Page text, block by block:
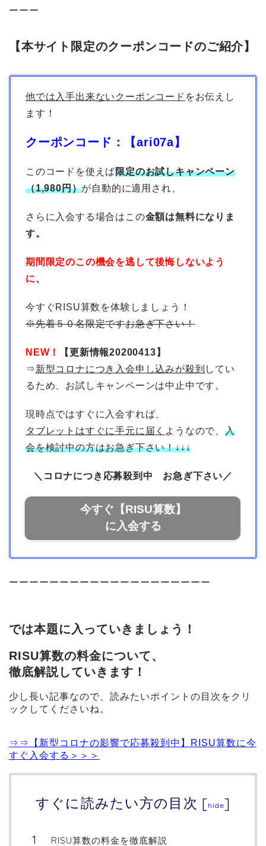
ーーー
【本サイト限定のクーポンコードのご紹介】
他では入手出来ないクーポンコード をお伝えし
ます！
クーポンコード：【ari07a】
このコードを使えば限定のお試しキャンペーン
（1,980円）が自動的に適用され、
さらに入会する場合はこの金額は無料になりま
す。
期間限定のこの機会を逃して後悔しないよう
に、
今すぐRISU算数を体験しましょう！
※先着５０名限定ですお急ぎ下さい！
NEW！
【更新情報20200413】
⇒新型コロナにつき入会申し込みが殺到 してい
るため、お試しキャンペーンは中止中です。
現時点ではすぐに入会すれば、
タブレットはすぐに手元に届く ようなので、入
会を検討中の方はお急ぎ下さい！↓↓↓
＼コロナにつき応募殺到中 お急ぎ下さい／
今すぐ【RISU算数】
に入会する
ーーーーーーーーーーーーーーーーーーーー
では本題に入っていきましょう！
RISU算数の料金について、
徹底解説していきます！
少し長い記事なので、読みたいポイントの目次をクリ
ックしてくださいね。
⇒⇒【新型コロナの影響で応募殺到中】RISU算数に今
すぐ入会する＞＞＞
すぐに読みたい方の目次 [hide]
RISU算数の料金を徹底解説